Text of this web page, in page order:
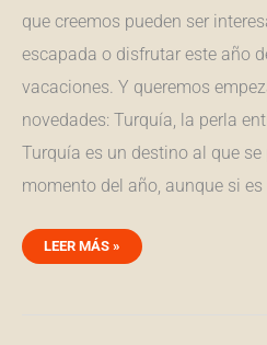
que creemos pueden ser
escapada o disfrutar este año
vacaciones. Y queremos
novedades: Turquía, la perla
Turquía es un destino al que
momento del año, aunque si es
LEER MÁS »